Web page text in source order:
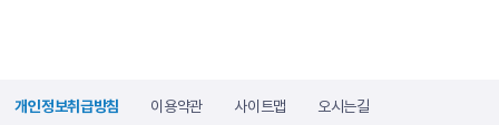
개인정보취급방침 이용약관 사이트맵 오시는길